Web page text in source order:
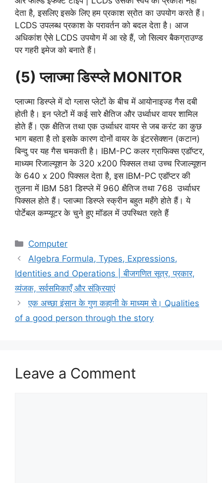
देता है, इसलिए इसके लिए हम प्रकाश स्रोत का उपयोग करते हैं।
LCDS‌ उपलब्ध प्रकाश के परावर्तन को बदल देता है। आज
अधिकांश ऐसे LCDS उपयोग में आ रहे हैं, जो सिल्वर बैकग्राउण्ड
पर गहरी इमेज को बनाते हैं।
(5) प्लाज्मा डिस्प्ले MONITOR
प्लाज्मा डिस्प्ले में दो ग्लास प्लेटों के बीच में आयोनाइज्ड गैस दबी
होती है। इन प्लेटों में कई सारे क्षैतिज और उर्ध्वाधर वायर शामिल
होते हैं। एक क्षैतिज तथा एक उर्ध्वाधर वायर से जब करंट का कुछ
भाग बहता है तो इसके कारण दोनों वायर के इंटरसेक्शन (कटान)
बिन्दु पर यह गैस चमकती है। IBM-PC कलर ग्राफिक्स एडॉप्टर,
माध्यम रिजाल्यूशन के 320 x200 पिक्सल तथा उच्च रिजाल्यूशन
के 640 x 200 पिक्सल देता है, इस IBM-PC एडॉप्टर की
तुलना में IBM 581 डिस्प्ले में 960 क्षैतिज तथा 768 उर्ध्वाधर
पिक्सल होते हैं। प्लाज्मा डिस्प्ले स्क्रीन बहुत महँगे होते हैं। ये
पोर्टेबल कम्प्यूटर के चुने हुए मॉडल में उपस्थित रहते हैं
Categories
Computer
Algebra Formula, Types, Expressions,
Identities and Operations | बीजगणित सूत्र, प्रकार,
व्यंजक, सर्वसमिकाएँ और संक्रियाएं
एक अच्छा इंसान के गुण कहानी के माध्यम से। Qualities
of a good person through the story
Leave a Comment